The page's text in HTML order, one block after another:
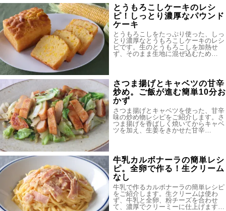
とうもろこしケーキのレシ
ピ！しっとり濃厚なパウンド
ケーキ
とうもろこしをたっぷり使った、しっ
とり濃厚なとうもろこしケーキのレシ
ピです。生のとうもろこしを加熱せ
ず、そのまま生地に混ぜ込むため…
さつま揚げとキャベツの甘辛
炒め。ご飯が進む簡単10分お
かず
さつま揚げとキャベツを使った、甘辛
味の炒め物レシピをご紹介します。さ
つま揚げを香ばしく焼いてからキャベ
ツを加え、生姜をきかせた甘辛…
牛乳カルボナーラの簡単レシ
ピ。全卵で作る！生クリーム
なし
牛乳で作るカルボナーラの簡単レシピ
をご紹介します。生クリームは使わ
ず、牛乳と全卵、粉チーズを合わせ
て、濃厚でクリーミーに仕上げます…